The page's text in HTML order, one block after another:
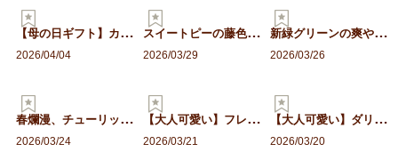
【
母の日ギフト】カーネーシ…
2026/04/04
ス
イートピーの藤色バスケッ…
2026/03/29
新
緑グリーンの爽やかエアリ…
2026/03/26
春
爛漫、チューリップと桜の…
2026/03/24
【
大人可愛い】フレンチアン…
2026/03/21
【
大人可愛い】ダリアとアネ…
2026/03/20